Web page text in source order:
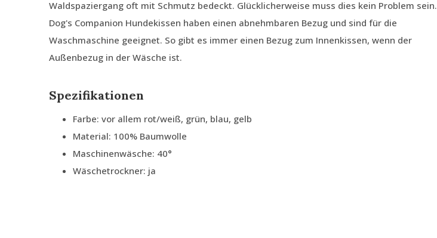
Waldspaziergang oft mit Schmutz bedeckt. Glücklicherweise muss dies kein Problem sein.
Dog's Companion Hundekissen haben einen abnehmbaren Bezug und sind für die
Waschmaschine geeignet. So gibt es immer einen Bezug zum Innenkissen, wenn der
Außenbezug in der Wäsche ist.
Spezifikationen
Farbe: vor allem rot/weiß, grün, blau, gelb
Material: 100% Baumwolle
Maschinenwäsche: 40°
Wäschetrockner: ja